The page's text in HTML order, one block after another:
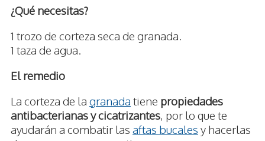
¿Qué necesitas?
1 trozo de corteza seca de granada.
1 taza de agua.
El remedio
La corteza de la granada tiene propiedades
antibacterianas y cicatrizantes, por lo que te
ayudarán a combatir las aftas bucales y hacerlas